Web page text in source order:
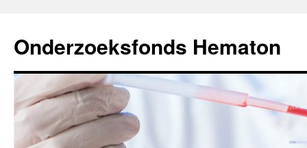
de
inhoud
Onderzoeksfonds Hematon